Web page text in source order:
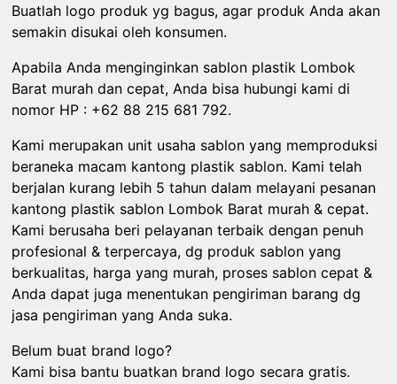
Buatlah logo produk yg bagus, agar produk Anda akan
semakin disukai oleh konsumen.
Apabila Anda menginginkan sablon plastik Lombok
Barat murah dan cepat, Anda bisa hubungi kami di
nomor HP : +62 88 215 681 792.
Kami merupakan unit usaha sablon yang memproduksi
beraneka macam kantong plastik sablon. Kami telah
berjalan kurang lebih 5 tahun dalam melayani pesanan
kantong plastik sablon Lombok Barat murah & cepat.
Kami berusaha beri pelayanan terbaik dengan penuh
profesional & terpercaya, dg produk sablon yang
berkualitas, harga yang murah, proses sablon cepat &
Anda dapat juga menentukan pengiriman barang dg
jasa pengiriman yang Anda suka.
Belum buat brand logo?
Kami bisa bantu buatkan brand logo secara gratis.